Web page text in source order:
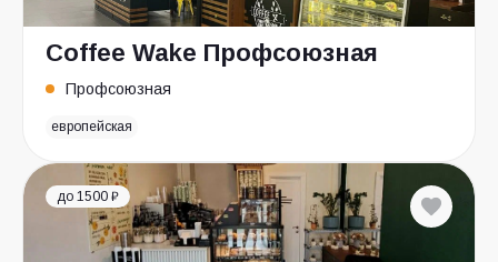
Coffee Wake Профсоюзная
Профсоюзная
европейская
до 1500 ₽